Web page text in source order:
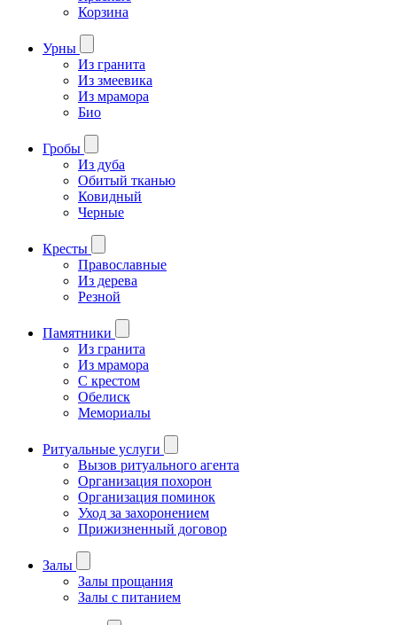
Корзина
Урны
Из гранита
Из змеевика
Из мрамора
Био
Гробы
Из дуба
Обитый тканью
Ковидный
Черные
Кресты
Православные
Из дерева
Резной
Памятники
Из гранита
Из мрамора
С крестом
Обелиск
Мемориалы
Ритуальные услуги
Вызов ритуального агента
Организация похорон
Организация поминок
Уход за захоронением
Прижизненный договор
Залы
Залы прощания
Залы с питанием